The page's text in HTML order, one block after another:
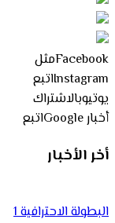
Facebookمثل
Instagramاتبع
يوتيوبالاشتراك
أخبار Google
اتبع
أخر الأخبار
البطولة الاحترافية 1